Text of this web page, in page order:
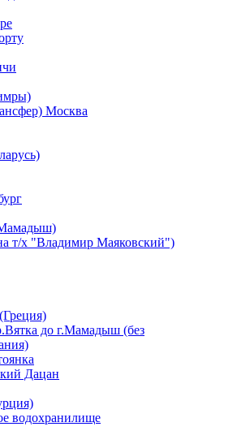
Москва
т/х "Владимир Маяковский")
до г.Мамадыш (без
Дацан
водохранилище